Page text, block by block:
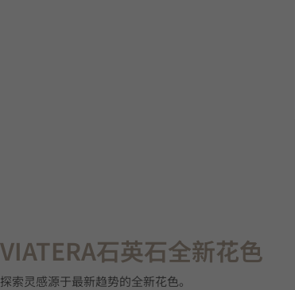
VIATERA石英石全新花色
探索灵感源于最新趋势的全新花色。